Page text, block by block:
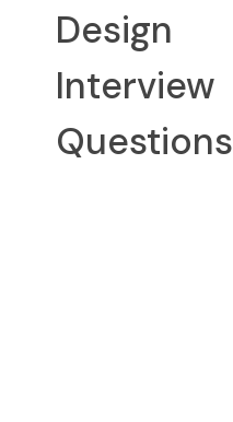
Design
Interview
Questions